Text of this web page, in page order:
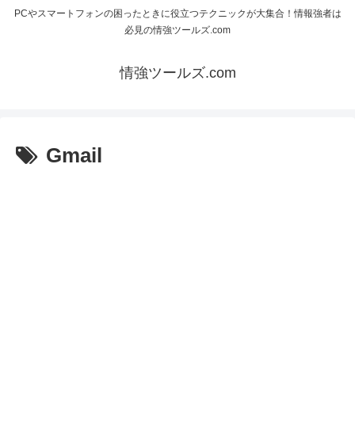
PCやスマートフォンの困ったときに役立つテクニックが大集合！情報強者は
必見の情強ツールズ.com
情強ツールズ.com
Gmail